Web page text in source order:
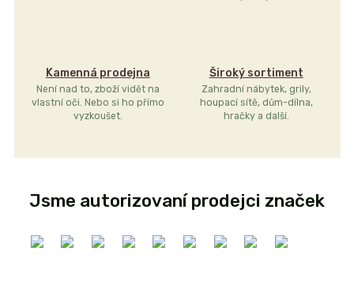
Kamenná prodejna
Není nad to, zboží vidět na
vlastní oči. Nebo si ho přímo
vyzkoušet.
Široký sortiment
Zahradní nábytek, grily,
houpací sítě, dům-dílna,
hračky a další.
Jsme autorizovaní prodejci značek